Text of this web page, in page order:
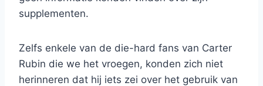
supplementen.
Zelfs enkele van de die-hard fans van Carter
Rubin die we het vroegen, konden zich niet
herinneren dat hij iets zei over het gebruik van